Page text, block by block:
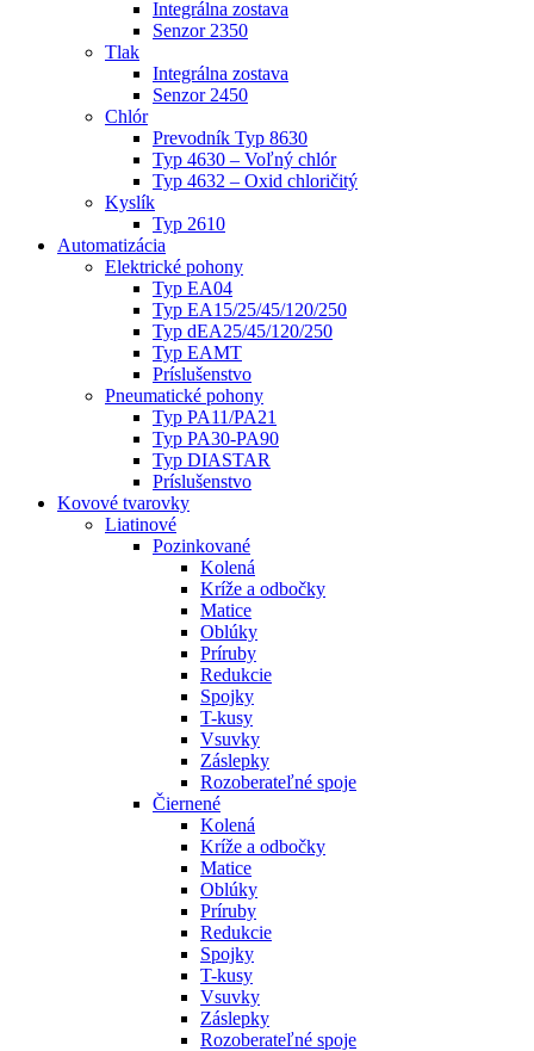
Integrálna zostava
Senzor 2350
Tlak
Integrálna zostava
Senzor 2450
Chlór
Prevodník Typ 8630
Typ 4630 – Voľný chlór
Typ 4632 – Oxid chloričitý
Kyslík
Typ 2610
Automatizácia
Elektrické pohony
Typ EA04
Typ EA15/25/45/120/250
Typ dEA25/45/120/250
Typ EAMT
Príslušenstvo
Pneumatické pohony
Typ PA11/PA21
Typ PA30-PA90
Typ DIASTAR
Príslušenstvo
Kovové tvarovky
Liatinové
Pozinkované
Kolená
Kríže a odbočky
Matice
Oblúky
Príruby
Redukcie
Spojky
T-kusy
Vsuvky
Záslepky
Rozoberateľné spoje
Čiernené
Kolená
Kríže a odbočky
Matice
Oblúky
Príruby
Redukcie
Spojky
T-kusy
Vsuvky
Záslepky
Rozoberateľné spoje